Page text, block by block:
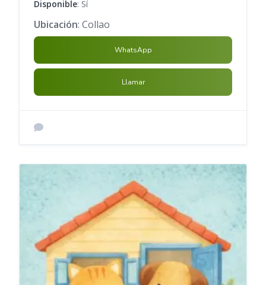
Disponible: Sí
Ubicación: Collao
WhatsApp
Llamar